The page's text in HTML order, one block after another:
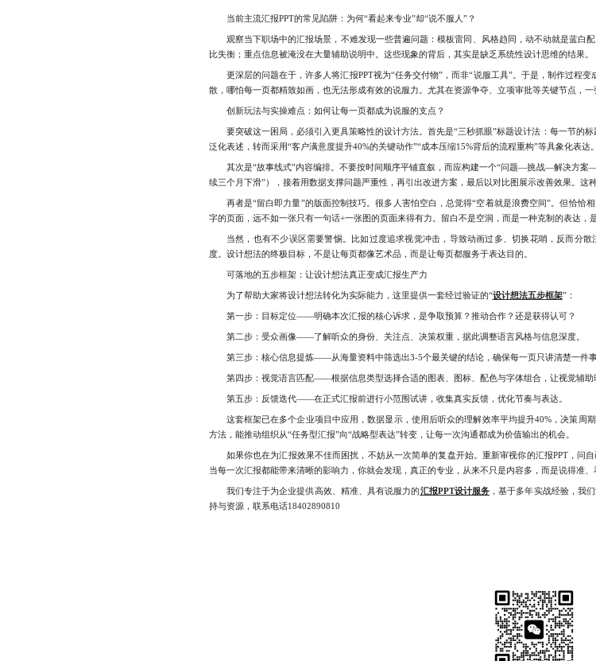
当前主流汇报PPT的常见陷阱：为何“看起来专业”却“说不服人”？
观察当下职场中的汇报场景，不难发现一些普遍问题：模板雷同、风格趋同，动不动就是蓝白
比失衡；重点信息被淹没在大量辅助说明中。这些现象的背后，其实是缺乏系统性设计思维的结果。
更深层的问题在于，许多人将汇报PPT视为“任务交付物”，而非“说服工具”。于是，制作过程变
散，哪怕每一页都精致如画，也无法形成有效的说服力。尤其在资源争夺、立项审批等关键节点，一
创新玩法与实操难点：如何让每一页都成为说服的支点？
要突破这一困局，必须引入更具策略性的设计方法。首先是“三秒抓眼”标题设计法：每一节的标
泛化表述，转而采用“客户满意度提升40%的关键动作”“成本压缩15%背后的流程重构”等具象化表达
其次是“故事线式”内容编排。不要按时间顺序平铺直叙，而应构建一个“问题—挑战—解决方案
续三个月下滑”），接着用数据支撑问题严重性，再引出改进方案，最后以对比图展示改善效果。这
再者是“留白即力量”的版面控制技巧。很多人害怕空白，总觉得“空着就是浪费空间”。但恰恰
字的页面，远不如一张只有一句话+一张图的页面来得有力。留白不是空洞，而是一种克制的表达，
当然，也有不少误区需要警惕。比如过度追求视觉冲击，导致动画过多、切换花哨，反而分散
度。设计想法的终极目标，不是让每页都像艺术品，而是让每页都服务于表达目的。
可落地的五步框架：让设计想法真正变成汇报生产力
为了帮助大家将设计想法转化为实际能力，这里提供一套经过验证的“设计想法五步框架”：
第一步：目标定位——明确本次汇报的核心诉求，是争取预算？推动合作？还是获得认可？
第二步：受众画像——了解听众的身份、关注点、决策权重，据此调整语言风格与信息深度。
第三步：核心信息提炼——从海量资料中筛选出3-5个最关键的结论，确保每一页只讲清楚一件事
第四步：视觉语言匹配——根据信息类型选择合适的图表、图标、配色与字体组合，让视觉辅助
第五步：反馈迭代——在正式汇报前进行小范围试讲，收集真实反馈，优化节奏与表达。
这套框架已在多个企业项目中应用，数据显示，使用后听众的理解效率平均提升40%，决策周
方法，能推动组织从“任务型汇报”向“战略型表达”转变，让每一次沟通都成为价值输出的机会。
如果你也在为汇报效果不佳而困扰，不妨从一次简单的复盘开始。重新审视你的汇报PPT，问
当每一次汇报都能带来清晰的影响力，你就会发现，真正的专业，从来不只是内容多，而是说得准、
我们专注于为企业提供高效、精准、具有说服力的汇报PPT设计服务 ，基于多年实战经验，我
持与资源，联系电话18402890810